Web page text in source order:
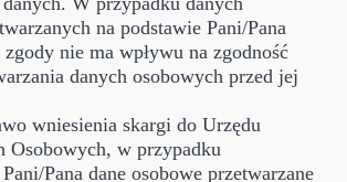
na podstawie Pani/Pana
nie ma wpływu na zgodność
danych osobowych przed jej
wniesienia skargi do Urzędu
Osobowych, w przypadku
Pana dane osobowe przetwarzane